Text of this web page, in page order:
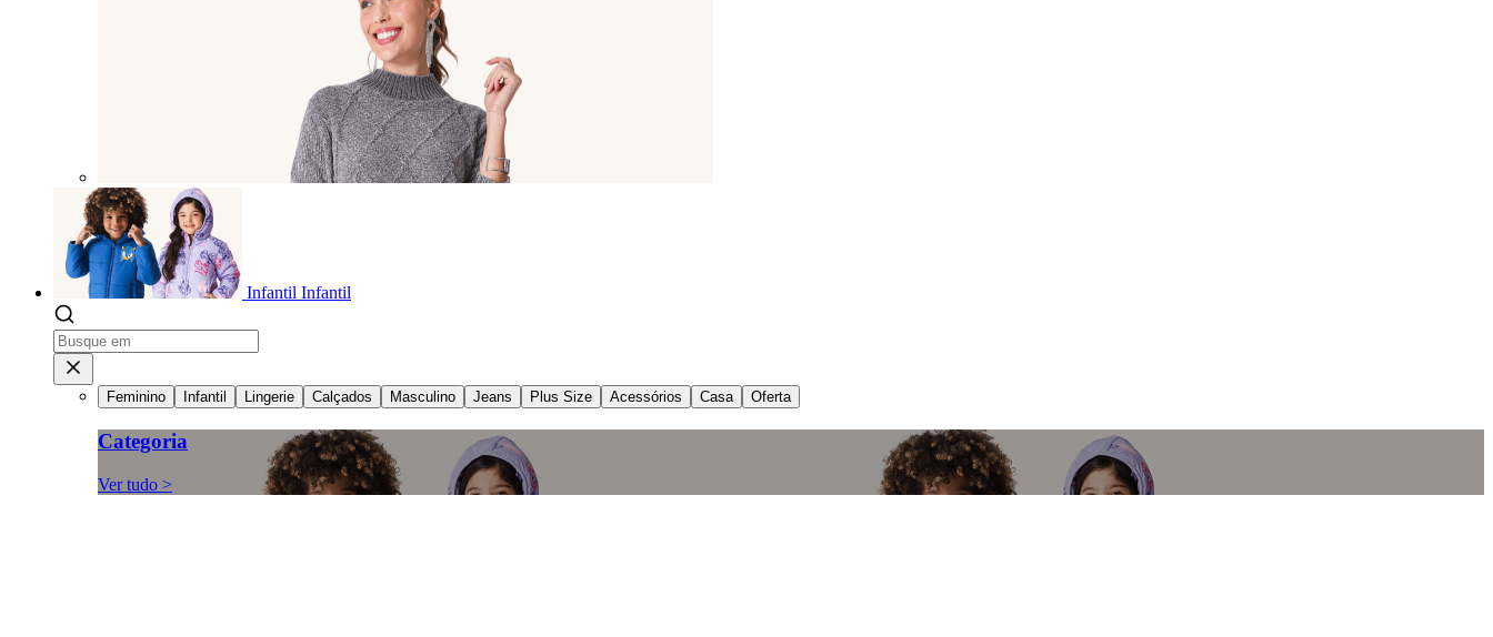
Infantil Infantil
Feminino Infantil Lingerie Calçados Masculino Jeans Plus Size Acessórios Casa Oferta
Categoria
Ver tudo >